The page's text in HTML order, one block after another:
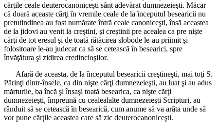
cărţile ceale deuterocanoniceşti sânt adevărat dumnezeieşti. Măcar
că doară aceaste cărţi în vremile ceale de la începutul besearicii nu
pretutindinea au fost numărate întră ceale canoniceşti, însă aceastea
de la jidovi au venit la creştini, şi creştinii pre acealea ca pre nişte
cărţi de tot eresul şi de toată rătăcirea slobode le-au priimit şi
folositoare le-au judecat ca să se cetească în besearici, spre
învăţătura şi zidirea credincioşilor.
Afară de aceasta, de la începutul besearicii creştineşti, mai toţi S.
Părinţi dintr-însele, ca din nişte cărţi dumnezeieşti, au luat şi au adus
mărturiie, ba încă şi însaşi toată besearica, ca nişte cărţi
dumnezeieşti, împreună cu cealealalte dumnezeieşti Scripturi, au
rânduit să se cetească în besearică, cum anume să va arăta unde să
vor pune cărţile aceastea care să zic deuterocanoniceşti.